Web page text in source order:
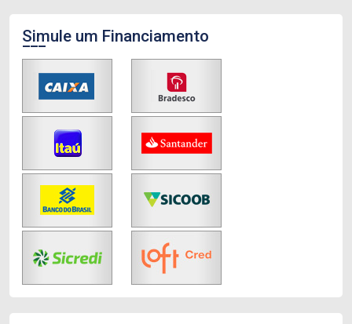
Simule um Financiamento